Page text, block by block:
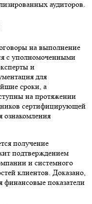
аудиторов.
на выполнение
с уполномоченными
и
для
сроки, а
на протяжении
сертифицирующей
ознакомления
получение
подтверждением
и системного
клиентов. Доказано,
финансовые показатели